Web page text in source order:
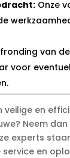
Onze
van
voor
veilige en
Neem
experts
en